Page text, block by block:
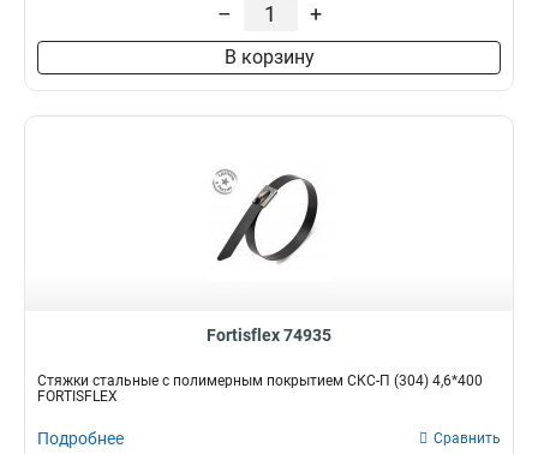
– +
В корзину
Fortisflex 74935
Стяжки стальные с полимерным покрытием СКС-П (304) 4,6*400
FORTISFLEX
Подробнее Сравнить